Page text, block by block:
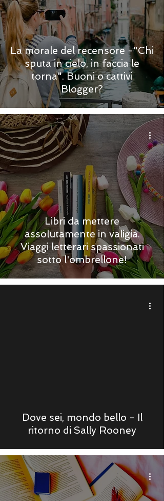
La morale del recensore -"Chi
sputa in cielo, in faccia le
torna". Buoni o cattivi
Blogger?
Libri da mettere
assolutamente in valigia.
Viaggi letterari spassionati
sotto l'ombrellone!
Dove sei, mondo bello - Il
ritorno di Sally Rooney